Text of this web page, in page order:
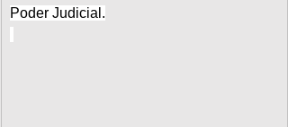
Poder Judicial.